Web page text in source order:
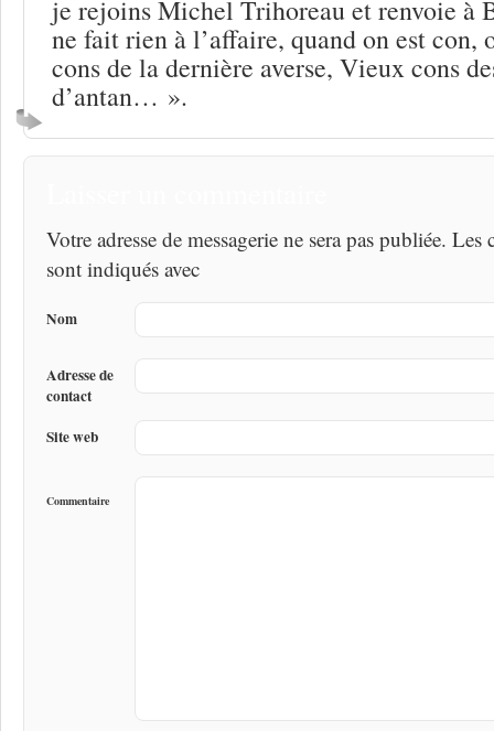
je rejoins Michel Trihoreau et renvoie à
ne fait rien à l’affaire, quand on est con,
cons de la dernière averse, Vieux cons
d’antan… ».
Votre adresse de messagerie ne sera pas publiée.
sont indiqués avec
Nom
Adresse de
contact
Site web
Commentaire